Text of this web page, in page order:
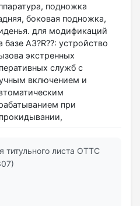
подножка
боковая подножка,
для модификаций
базе А3?R??: устройство
экстренных
служб с
включением и
при
титульного листа ОТТС